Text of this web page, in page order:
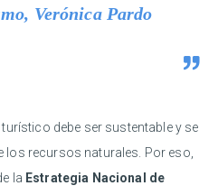
Verónica Pardo
debe ser sustentable y se
los recursos naturales. Por eso,
la Estrategia Nacional de